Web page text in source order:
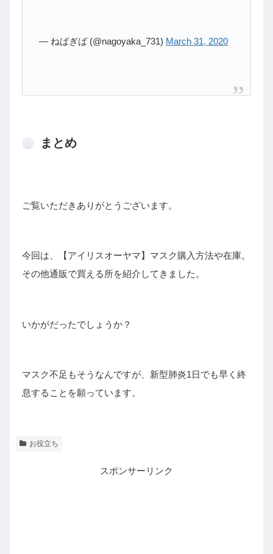
— ねばぎば (@nagoyaka_731) March 31, 2020
まとめ
ご覧いただきありがとうございます。
今回は、【アイリスオーヤマ】マスク購入方法や在庫。
その他通販で買える所を紹介してきました。
いかがだったでしょうか？
マスク不足もそうなんですが、新型肺炎1日でも早く終
息することを願っています。
お役立ち
スポンサーリンク